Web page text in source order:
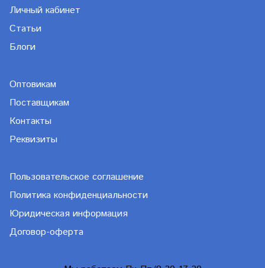
Личный кабинет
Статьи
Блоги
Оптовикам
Поставщикам
Контакты
Реквизиты
Пользовательское соглашение
Политика конфиденциальности
Юридическая информация
Договор-оферта